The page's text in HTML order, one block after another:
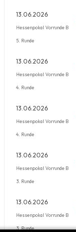
13.06.2026
Hessenpokal Vorrunde B
5. Runde
13.06.2026
Hessenpokal Vorrunde B
4. Runde
13.06.2026
Hessenpokal Vorrunde B
4. Runde
13.06.2026
Hessenpokal Vorrunde B
3. Runde
13.06.2026
Hessenpokal Vorrunde B
3. Runde